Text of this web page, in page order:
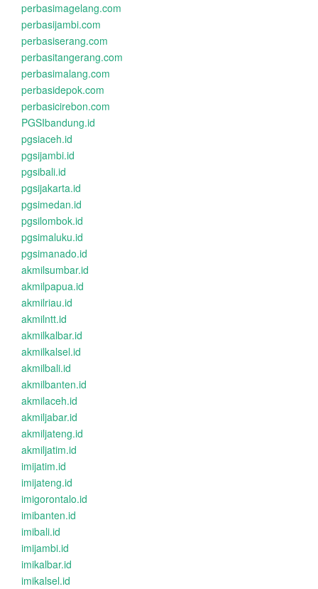
perbasimagelang.com
perbasijambi.com
perbasiserang.com
perbasitangerang.com
perbasimalang.com
perbasidepok.com
perbasicirebon.com
PGSIbandung.id
pgsiaceh.id
pgsijambi.id
pgsibali.id
pgsijakarta.id
pgsimedan.id
pgsilombok.id
pgsimaluku.id
pgsimanado.id
akmilsumbar.id
akmilpapua.id
akmilriau.id
akmilntt.id
akmilkalbar.id
akmilkalsel.id
akmilbali.id
akmilbanten.id
akmilaceh.id
akmiljabar.id
akmiljateng.id
akmiljatim.id
imijatim.id
imijateng.id
imigorontalo.id
imibanten.id
imibali.id
imijambi.id
imikalbar.id
imikalsel.id